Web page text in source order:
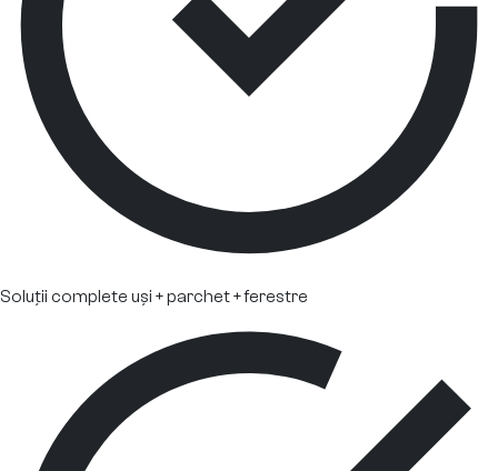
Soluții complete uși + parchet + ferestre